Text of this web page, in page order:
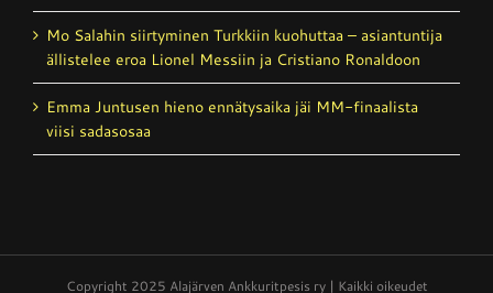
Mo Salahin siirtyminen Turkkiin kuohuttaa – asiantuntija
ällistelee eroa Lionel Messiin ja Cristiano Ronaldoon
Emma Juntusen hieno ennätysaika jäi MM-finaalista
viisi sadasosaa
Copyright 2025 Alajärven Ankkuritpesis ry | Kaikki oikeudet